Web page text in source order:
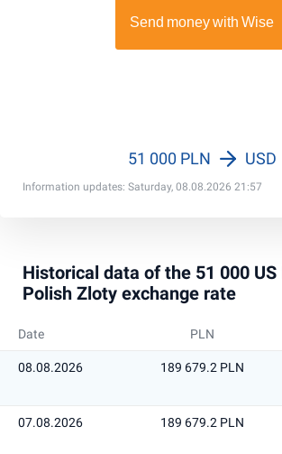
Information updates: Saturday, 08.08.2026 21:57
51 000 PLN USD
Historical data of the 51 000
Polish Zloty exchange rate
Date PLN
08.08.2026 189 679.2 PLN
07.08.2026 189 679.2 PLN